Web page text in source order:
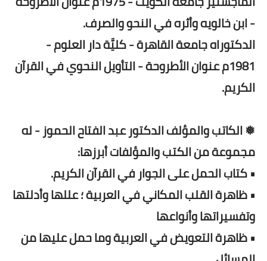
- ابن خالويه وأثره في النحو والصرف.
الدكتوراه جامعة القاهرة - كليَّة دار العلوم -
1981م عنوان الأطروحة - التأويل النحوي في القرآن
الكريم.
❅ الكاتب والمؤلف الدكتور عبد الفتاح الحموز - له
مجموعة من الكتب والمؤلفات أبرزها:
• كتاب الحمل على الجوار في القرآن الكريم.
• ظاهرة القلب المكاني في العربية ؛ عللها وأدلتها
وتفسيراتها وأنواعها
• ظاهرة التعويض في العربية وما حمل عليها من